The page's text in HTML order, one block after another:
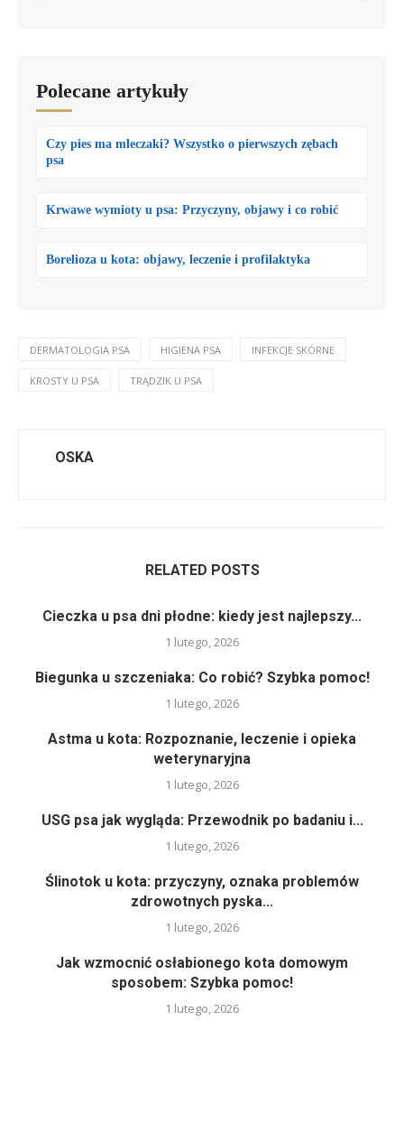
Polecane artykuły
Czy pies ma mleczaki? Wszystko o pierwszych zębach
psa
Krwawe wymioty u psa: Przyczyny, objawy i co robić
Borelioza u kota: objawy, leczenie i profilaktyka
DERMATOLOGIA PSA HIGIENA PSA INFEKCJE SKÓRNE
KROSTY U PSA TRĄDZIK U PSA
OSKA
RELATED POSTS
Cieczka u psa dni płodne: kiedy jest najlepszy...
1 lutego, 2026
Biegunka u szczeniaka: Co robić? Szybka pomoc!
1 lutego, 2026
Astma u kota: Rozpoznanie, leczenie i opieka
weterynaryjna
1 lutego, 2026
USG psa jak wygląda: Przewodnik po badaniu i...
1 lutego, 2026
Ślinotok u kota: przyczyny, oznaka problemów
zdrowotnych pyska...
1 lutego, 2026
Jak wzmocnić osłabionego kota domowym
sposobem: Szybka pomoc!
1 lutego, 2026